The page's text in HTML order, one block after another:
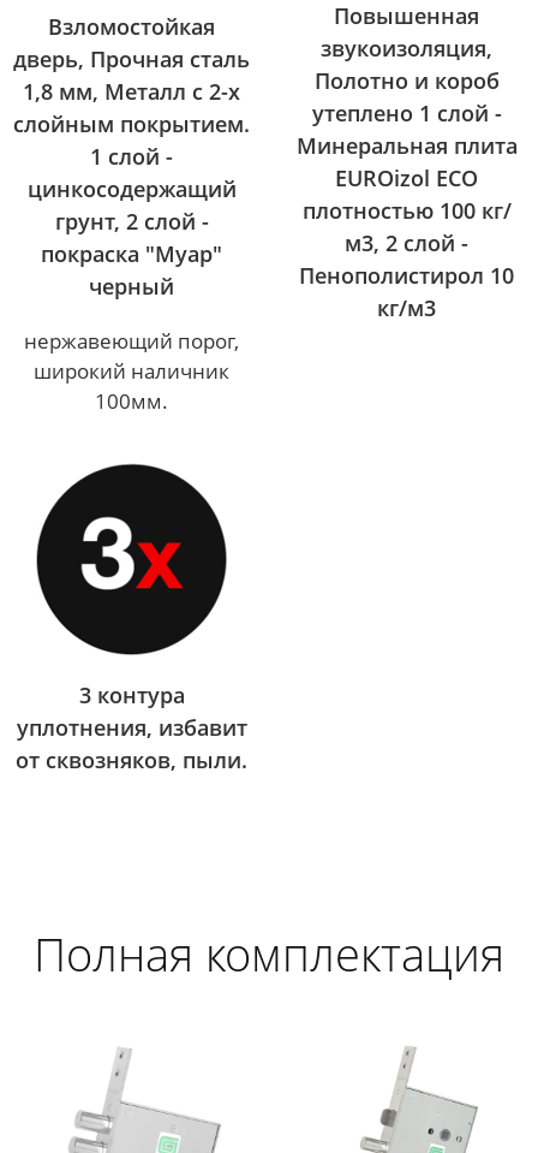
Взломостойкая
дверь, Прочная сталь
1,8 мм, Металл с 2-х
слойным покрытием.
1 слой -
цинкосодержащий
грунт, 2 слой -
покраска "Муар"
черный
нержавеющий порог,
широкий наличник
100мм.
Повышенная
звукоизоляция,
Полотно и короб
утеплено 1 слой -
Минеральная плита
EUROizol ECO
плотностью 100 кг/
м3, 2 слой -
Пенополистирол 10
кг/м3
3 контура
уплотнения, избавит
от сквозняков, пыли.
Полная комплектация